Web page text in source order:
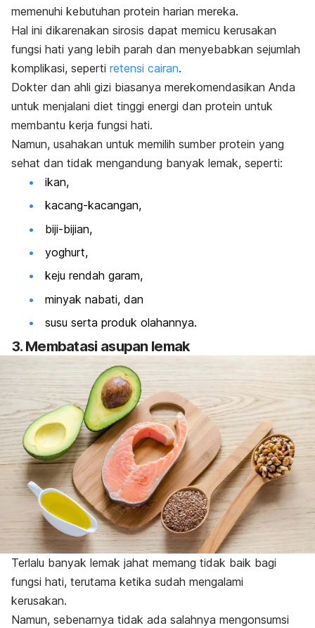
memenuhi kebutuhan protein harian mereka.
Hal ini dikarenakan sirosis dapat memicu kerusakan
fungsi hati yang lebih parah dan menyebabkan sejumlah
komplikasi, seperti retensi cairan.
Dokter dan ahli gizi biasanya merekomendasikan Anda
untuk menjalani diet tinggi energi dan protein untuk
membantu kerja fungsi hati.
Namun, usahakan untuk memilih sumber protein yang
sehat dan tidak mengandung banyak lemak, seperti:
ikan,
kacang-kacangan,
biji-bijian,
yoghurt,
keju rendah garam,
minyak nabati, dan
susu serta produk olahannya.
3. Membatasi asupan lemak
Terlalu banyak lemak jahat memang tidak baik bagi
fungsi hati, terutama ketika sudah mengalami
kerusakan.
Namun, sebenarnya tidak ada salahnya mengonsumsi